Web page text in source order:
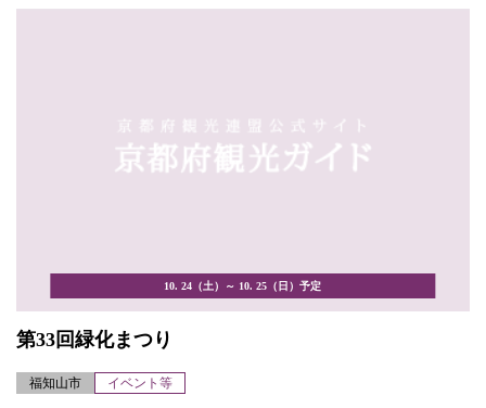
10. 24（土）～ 10. 25（日）予定
第33回緑化まつり
福知山市 イベント等